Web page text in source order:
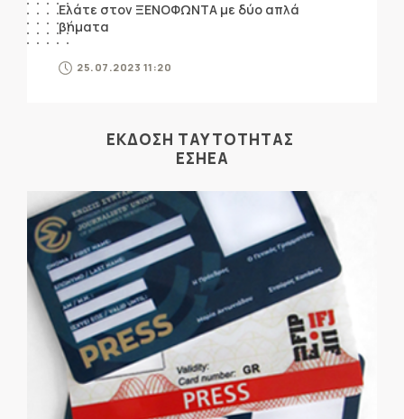
Ελάτε στον ΞΕΝΟΦΩΝΤΑ με δύο απλά
βήματα
25.07.2023 11:20
ΕΚΔΟΣΗ ΤΑΥΤΟΤΗΤΑΣ
ΕΣΗΕΑ